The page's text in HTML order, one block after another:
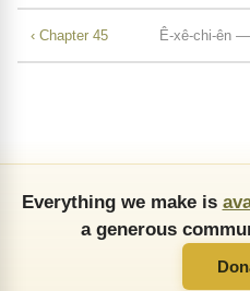
‹ Chapter 45 Ê-xê-chi-ên
Everything we make is
a generous